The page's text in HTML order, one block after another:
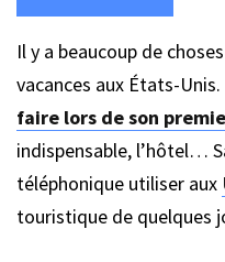
Il y a beaucoup de
vacances aux États-
faire lors de son
indispensable, l’hôtel…
téléphonique utiliser aux
touristique de quelques